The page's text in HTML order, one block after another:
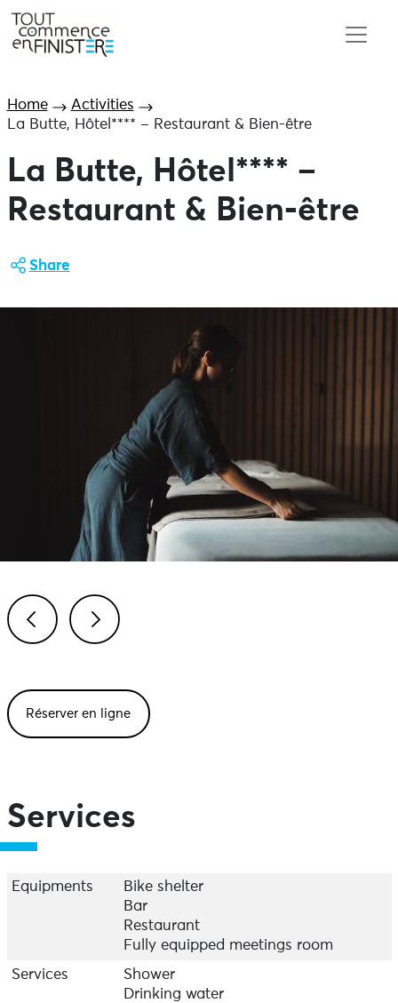
Home
Activities
La Butte, Hôtel**** – Restaurant & Bien-être
La Butte, Hôtel**** –
Restaurant & Bien-être
Share
Réserver en ligne
Services
Equipments
Bike shelter
Bar
Restaurant
Fully equipped meetings room
Services
Shower
Drinking water